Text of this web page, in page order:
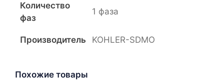
Количество
фаз
1 фаза
Производитель KOHLER-SDMO
Похожие товары